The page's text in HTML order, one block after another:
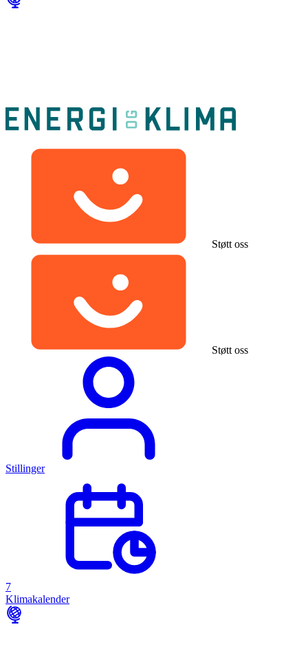
Støtt oss
Støtt oss
Stillinger
7
Klimakalender